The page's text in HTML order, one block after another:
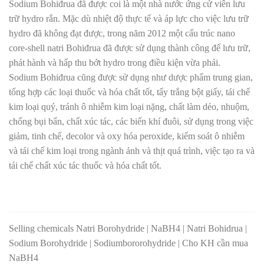
Sodium Bohiđrua đã được coi là một nhà nước ứng cử viên lưu
trữ hydro rắn. Mặc dù nhiệt độ thực tế và áp lực cho việc lưu trữ
hydro đã không đạt được, trong năm 2012 một cấu trúc nano
core-shell natri Bohiđrua đã được sử dụng thành công để lưu trữ,
phát hành và hấp thu bớt hydro trong điều kiện vừa phải.
Sodium Bohiđrua cũng được sử dụng như dược phẩm trung gian,
tổng hợp các loại thuốc và hóa chất tốt, tẩy trắng bột giấy, tái chế
kim loại quý, tránh ô nhiễm kim loại nặng, chất làm dẻo, nhuộm,
chống bụi bẩn, chất xúc tác, các biến khí đuôi, sử dụng trong việc
giảm, tinh chế, decolor và oxy hóa peroxide, kiểm soát ô nhiễm
và tái chế kim loại trong ngành ảnh và thịt quá trình, việc tạo ra và
tái chế chất xúc tác thuốc và hóa chất tốt.
Selling chemicals Natri Borohydride | NaBH4 | Natri Bohidrua |
Sodium Borohydride | Sodiumbororohydride | Cho KH cần mua
NaBH4